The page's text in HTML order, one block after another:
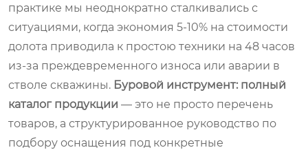
практике мы неоднократно сталкивались с
ситуациями, когда экономия 5-10% на стоимости
долота приводила к простою техники на 48 часов
из-за преждевременного износа или аварии в
стволе скважины. Буровой инструмент: полный
каталог продукции — это не просто перечень
товаров, а структурированное руководство по
подбору оснащения под конкретные